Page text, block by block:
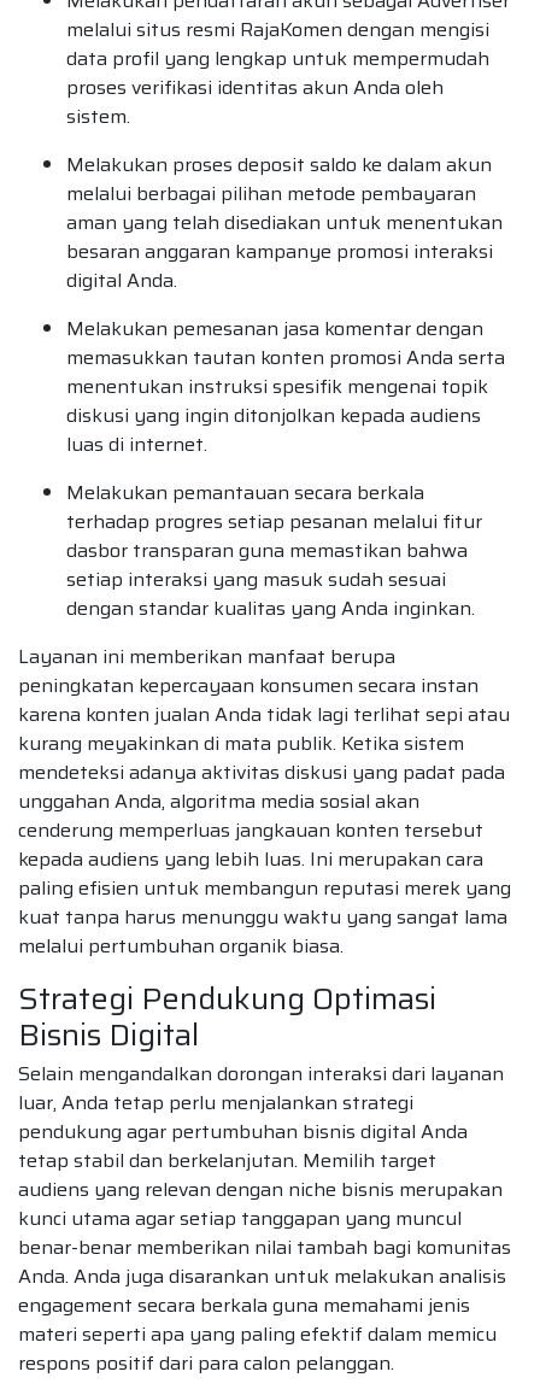
melalui situs resmi RajaKomen dengan mengisi
data profil yang lengkap untuk mempermudah
proses verifikasi identitas akun Anda oleh
sistem.
Melakukan proses deposit saldo ke dalam akun
melalui berbagai pilihan metode pembayaran
aman yang telah disediakan untuk menentukan
besaran anggaran kampanye promosi interaksi
digital Anda.
Melakukan pemesanan jasa komentar dengan
memasukkan tautan konten promosi Anda serta
menentukan instruksi spesifik mengenai topik
diskusi yang ingin ditonjolkan kepada audiens
luas di internet.
Melakukan pemantauan secara berkala
terhadap progres setiap pesanan melalui fitur
dasbor transparan guna memastikan bahwa
setiap interaksi yang masuk sudah sesuai
dengan standar kualitas yang Anda inginkan.
Layanan ini memberikan manfaat berupa
peningkatan kepercayaan konsumen secara instan
karena konten jualan Anda tidak lagi terlihat sepi atau
kurang meyakinkan di mata publik. Ketika sistem
mendeteksi adanya aktivitas diskusi yang padat pada
unggahan Anda, algoritma media sosial akan
cenderung memperluas jangkauan konten tersebut
kepada audiens yang lebih luas. Ini merupakan cara
paling efisien untuk membangun reputasi merek yang
kuat tanpa harus menunggu waktu yang sangat lama
melalui pertumbuhan organik biasa.
Strategi Pendukung Optimasi
Bisnis Digital
Selain mengandalkan dorongan interaksi dari layanan
luar, Anda tetap perlu menjalankan strategi
pendukung agar pertumbuhan bisnis digital Anda
tetap stabil dan berkelanjutan. Memilih target
audiens yang relevan dengan niche bisnis merupakan
kunci utama agar setiap tanggapan yang muncul
benar-benar memberikan nilai tambah bagi komunitas
Anda. Anda juga disarankan untuk melakukan analisis
engagement secara berkala guna memahami jenis
materi seperti apa yang paling efektif dalam memicu
respons positif dari para calon pelanggan.